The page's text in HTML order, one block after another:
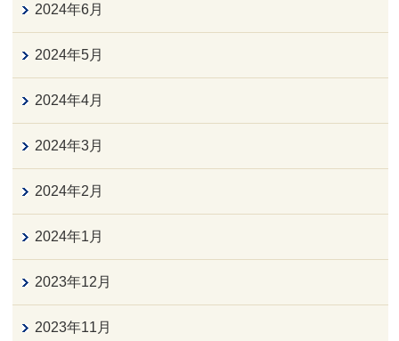
2024年6月
2024年5月
2024年4月
2024年3月
2024年2月
2024年1月
2023年12月
2023年11月